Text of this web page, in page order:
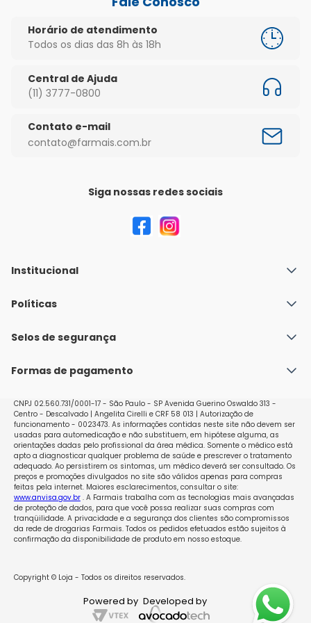
Horário de atendimento
Todos os dias das 8h às 18h
Central de Ajuda
(11) 3777-0800
Contato e-mail
contato@farmais.com.br
Siga nossas redes sociais
Institucional
Quem Somos
Nossas lojas
Políticas
Política de Envio
Políticas de Trocas e Devoluções
Selos de segurança
Formas de pagamento
CNPJ 02.560.731/0001-17 - São Paulo - SP Avenida Guerino Oswaldo 313 -
Centro - Descalvado | Angelita Cirelli e CRF 58 013 | Autorização de
funcionamento - 0023473. As informações contidas neste site não devem ser
usadas para automedicação e não substituem, em hipótese alguma, as
orientações dadas pelo profissional da área médica. Somente o médico está
apto a diagnosticar qualquer problema de saúde e prescrever o tratamento
adequado. Ao persistirem os sintomas, um médico deverá ser consultado. Os
preços e promoções divulgados no site são válidos apenas para compras
feitas pela internet. Maiores esclarecimentos, consultar o site:
www.anvisa.gov.br. A Farmais trabalha com as tecnologias mais avançadas
de proteção de dados, para que você possa realizar suas compras com
tranqüilidade. A privacidade e a segurança dos clientes são compromissos
da rede de drogarias Farmais. Todos os pedidos efetuados estão sujeitos à
confirmação da disponibilidade de produto em nosso estoque.
Copyright © Loja - Todos os direitos reservados.
Powered by Developed by